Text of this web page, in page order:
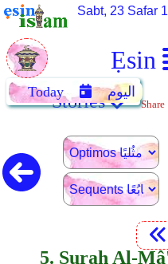
Ẹsin
Sabt, 23 Safar
Today اليومStories Share